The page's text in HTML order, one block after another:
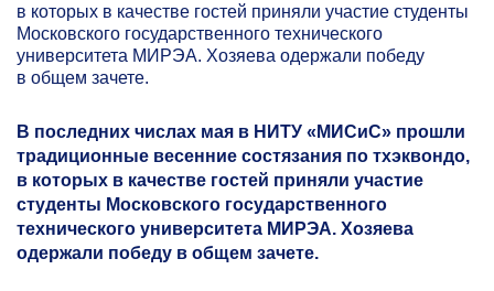
в которых в качестве гостей приняли участие студенты
Московского государственного технического
университета МИРЭА. Хозяева одержали победу
в общем зачете.
В последних числах мая в НИТУ «МИСиС» прошли
традиционные весенние состязания по тхэквондо,
в которых в качестве гостей приняли участие
студенты Московского государственного
технического университета МИРЭА. Хозяева
одержали победу в общем зачете.